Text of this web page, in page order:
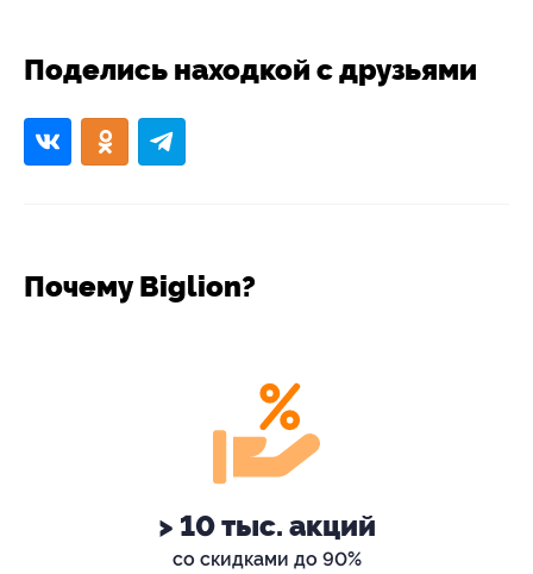
Поделись находкой с друзьями
Почему Biglion?
> 10 тыс. акций
со скидками до 90%